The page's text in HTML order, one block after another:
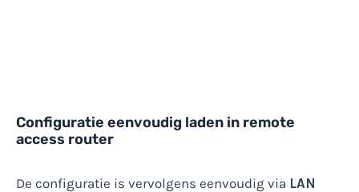
Configuratie eenvoudig laden in remote
access router
De configuratie is vervolgens eenvoudig via LAN